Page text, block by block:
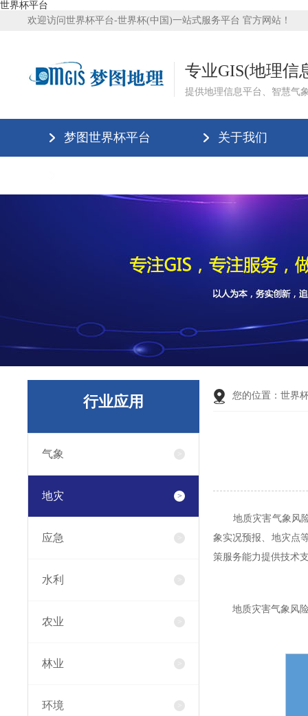
世界杯平台
欢迎访问世界杯平台-世界杯(中国)一站式服务平台 官方网站！
专业GIS(地理信
提供地理信息平台、智慧气
梦图世界杯平台 关于我们
行业应用
气象
地灾
应急
水利
农业
林业
环境
您的位置： 世界
地质灾害气象风险
象实况预报、地灾点
策服务能力提供技术
地质灾害气象风险